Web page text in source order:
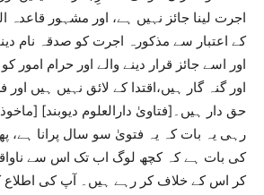
اجرت لینا جائز نہیں ہے، اور مشہور
کے اعتبار سے مذکورہ اجرت کو صدقہ نام
اور اسے جائز قرار دینے والے اور حرام امور
اور گنہ گار ہیں،اقتدا کے لائق نہیں ہیں
حق دار ہیں۔[فتاویٰ دارالعلوم دیوبند]
رہی یہ بات کہ یہ فتویٰ سو سال پرانا ہے،
کی بات ہے کہ کچھ لوگ اب تک اس سے
کر اس کے خلاف کر رہے ہیں۔ آپ کی